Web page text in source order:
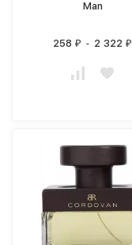
Man
258₽ - 2 322₽